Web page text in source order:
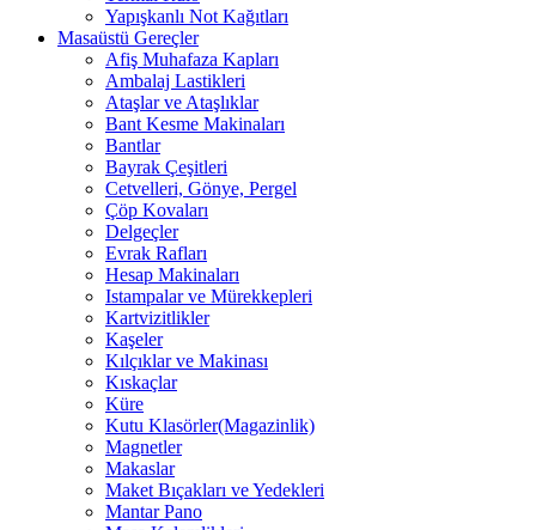
Yapışkanlı Not Kağıtları
Masaüstü Gereçler
Afiş Muhafaza Kapları
Ambalaj Lastikleri
Ataşlar ve Ataşlıklar
Bant Kesme Makinaları
Bantlar
Bayrak Çeşitleri
Cetvelleri, Gönye, Pergel
Çöp Kovaları
Delgeçler
Evrak Rafları
Hesap Makinaları
Istampalar ve Mürekkepleri
Kartvizitlikler
Kaşeler
Kılçıklar ve Makinası
Kıskaçlar
Küre
Kutu Klasörler(Magazinlik)
Magnetler
Makaslar
Maket Bıçakları ve Yedekleri
Mantar Pano